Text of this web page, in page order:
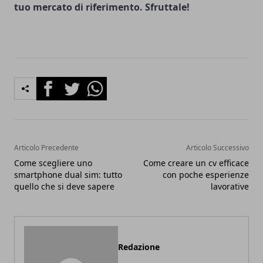
tuo mercato di riferimento. Sfruttale!
FacebookTwitterWhatsapp
Articolo Precedente
Come scegliere uno
smartphone dual sim: tutto
quello che si deve sapere
Articolo Successivo
Come creare un cv efficace
con poche esperienze
lavorative
Redazione